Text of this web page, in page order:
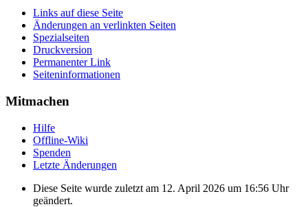
Links auf diese Seite
Änderungen an verlinkten Seiten
Spezialseiten
Druckversion
Permanenter Link
Seiten­informationen
Mitmachen
Hilfe
Offline-Wiki
Spenden
Letzte Änderungen
Diese Seite wurde zuletzt am 12. April 2026 um 16:56 Uhr
geändert.